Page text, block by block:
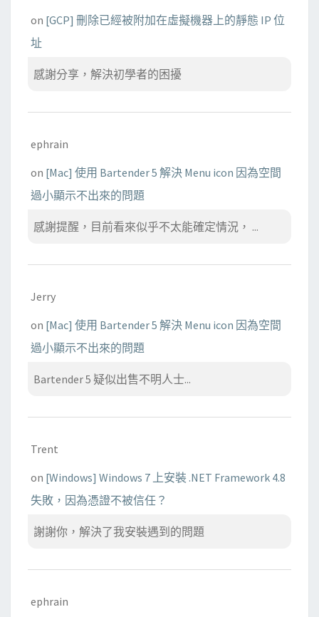
on [GCP] 刪除已經被附加在虛擬機器上的靜態 IP 位
址
感謝分享，解決初學者的困擾
ephrain
on [Mac] 使用 Bartender 5 解決 Menu icon 因為空間
過小顯示不出來的問題
感謝提醒，目前看來似乎不太能確定情況， ...
Jerry
on [Mac] 使用 Bartender 5 解決 Menu icon 因為空間
過小顯示不出來的問題
Bartender 5 疑似出售不明人士...
Trent
on [Windows] Windows 7 上安裝 .NET Framework 4.8
失敗，因為憑證不被信任？
謝謝你，解決了我安裝遇到的問題
ephrain